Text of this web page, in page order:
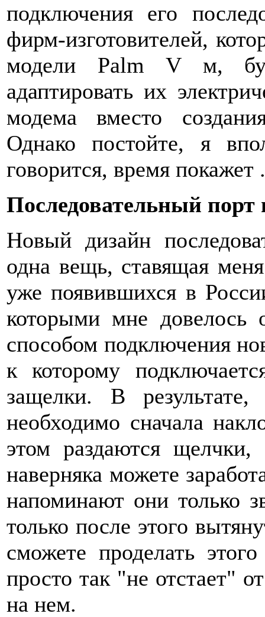
подключения его
фирм-изготовителей,
модели Palm V м,
адаптировать их
модема вместо
Однако постойте, я
говорится, время покажет
Последовательный порт
Новый дизайн
одна вещь, ставящая
уже появившихся в
которыми мне довелось
способом подключения
к которому
защелки. В
необходимо сначала
этом раздаются
наверняка можете
напоминают они только
только после этого
сможете проделать
просто так "не отстает"
на нем.